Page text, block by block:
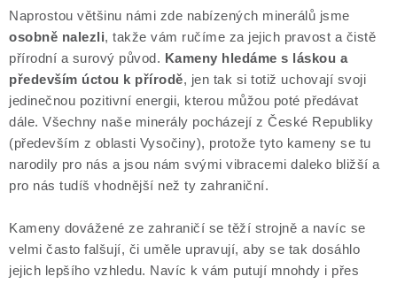
Naprostou většinu námi zde nabízených minerálů jsme
osobně nalezli, takže vám ručíme za jejich pravost a čistě
přírodní a surový původ. Kameny hledáme s láskou a
především úctou k přírodě, jen tak si totiž uchovají svoji
jedinečnou pozitivní energii, kterou můžou poté předávat
dále. Všechny naše minerály pocházejí z České Republiky
(především z oblasti Vysočiny), protože tyto kameny se tu
narodily pro nás a jsou nám svými vibracemi daleko bližší a
pro nás tudíš vhodnější než ty zahraniční.
Kameny dovážené ze zahraničí se těží strojně a navíc se
velmi často falšují, či uměle upravují, aby se tak dosáhlo
jejich lepšího vzhledu. Navíc k vám putují mnohdy i přes